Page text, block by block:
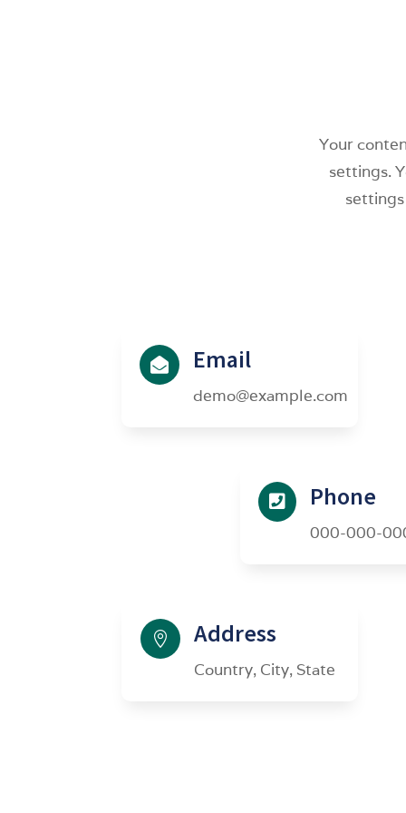
Your
settings.
 Email
demo@example.com
 Phone
000-000-
 Address
Country, City, State